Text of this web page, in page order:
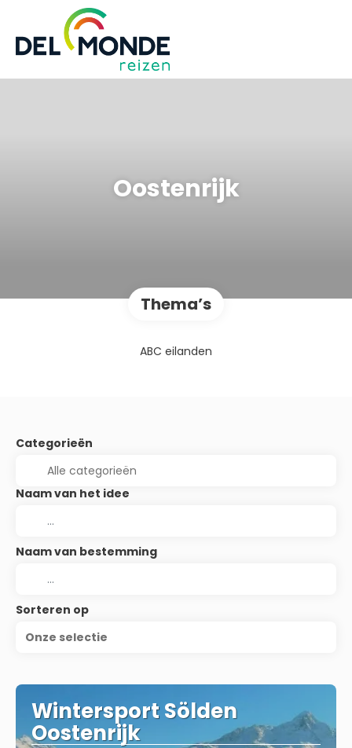
Oostenrijk
Thema’s
ABC eilanden
Categorieën
Naam van het idee
Naam van bestemming
Sorteren op
Onze selectie
Wintersport Sölden
Oostenrijk